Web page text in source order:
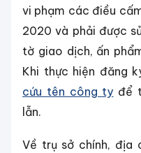
vi phạm các điều
2020 và phải được
tờ giao dịch, ấn
Khi thực hiện đăng
cứu tên công ty để
lẫn.
Về trụ sở chính, địa